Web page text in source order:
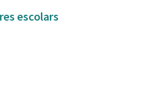
escolars